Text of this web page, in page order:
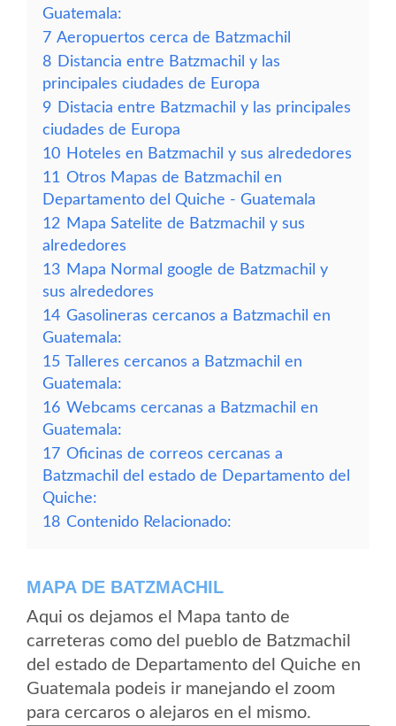
Guatemala:
7 Aeropuertos cerca de Batzmachil
8 Distancia entre Batzmachil y las
principales ciudades de Europa
9 Distacia entre Batzmachil y las principales
ciudades de Europa
10 Hoteles en Batzmachil y sus alrededores
11 Otros Mapas de Batzmachil en
Departamento del Quiche - Guatemala
12 Mapa Satelite de Batzmachil y sus
alrededores
13 Mapa Normal google de Batzmachil y
sus alrededores
14 Gasolineras cercanos a Batzmachil en
Guatemala:
15 Talleres cercanos a Batzmachil en
Guatemala:
16 Webcams cercanas a Batzmachil en
Guatemala:
17 Oficinas de correos cercanas a
Batzmachil del estado de Departamento del
Quiche:
18 Contenido Relacionado:
MAPA DE BATZMACHIL
Aqui os dejamos el Mapa tanto de
carreteras como del pueblo de Batzmachil
del estado de Departamento del Quiche en
Guatemala podeis ir manejando el zoom
para cercaros o alejaros en el mismo.